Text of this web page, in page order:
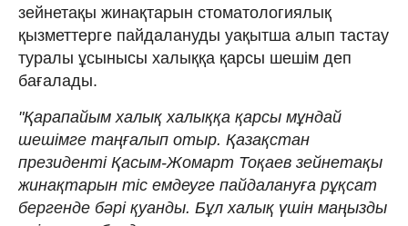
зейнетақы жинақтарын стоматологиялық
қызметтерге пайдалануды уақытша алып тастау
туралы ұсынысы халыққа қарсы шешім деп
бағалады.
"Қарапайым халық халыққа қарсы мұндай
шешімге таңғалып отыр. Қазақстан
президенті Қасым-Жомарт Тоқаев зейнетақы
жинақтарын тіс емдеуге пайдалануға рұқсат
бергенде бәрі қуанды. Бұл халық үшін маңызды